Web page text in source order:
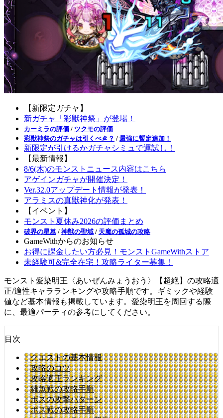
【新限定ガチャ】
新ガチャ「彩獣神祭」が登場！
カーミラの評価 / ツクモの評価
彩獣神祭のガチャは引くべき？ / 最強に暫定追加！
新限定が引けるかガチャシミュで運試し！
【最新情報】
8/6(木)のモンストニュース内容はこちら
アゲインガチャが開催決定！
Ver.32.0アップデート情報が発表！
アラミスの真獣神化が発表！
【イベント】
モンスト夏休み2026の評価まとめ
破界の星墓 / 神獣の聖域 / 天魔の孤城の攻略
GameWithからのお知らせ
お得に課金したい方必見！モンストGameWithストア
未経験可&完全在宅！攻略ライター募集！
モンスト愛染明王〈あいぜんみょうおう〉【超絶】の攻略適
正/適性キャラランキングや攻略手順です。ギミックや経験
値など基本情報も掲載しています。愛染明王を周回する際
に、最適パーティの参考にしてください。
目次
クエストの基本情報
攻略のコツ
攻略適正ランキング
雑魚戦の攻略手順
ボスの攻撃パターン
ボス戦の攻略手順